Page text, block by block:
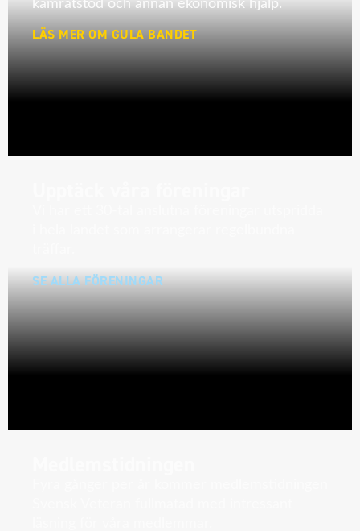
kamratstöd och annan ekonomisk hjälp.
LÄS MER OM GULA BANDET
SE ALLA FÖRENINGAR